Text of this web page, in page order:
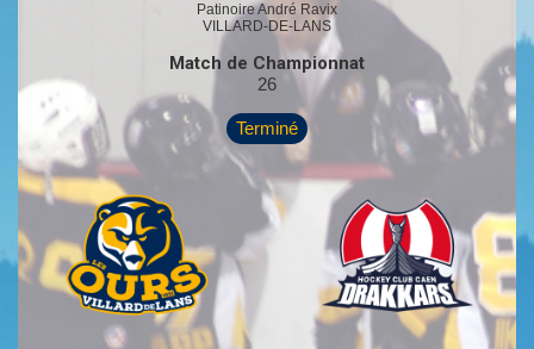
Patinoire André Ravix
VILLARD-DE-LANS
Match de Championnat
26
Terminé